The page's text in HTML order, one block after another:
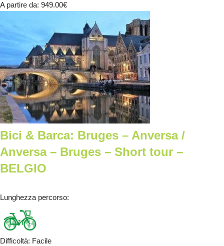
A partire da: 949.00€
Bici & Barca: Bruges – Anversa /
Anversa – Bruges – Short tour –
BELGIO
Lunghezza percorso:
Difficoltà: Facile